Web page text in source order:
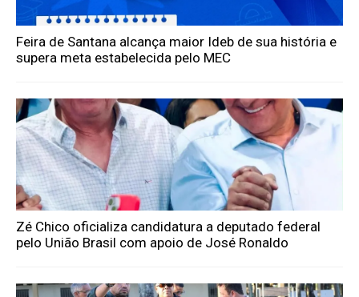
Feira de Santana alcança maior Ideb de sua história e
supera meta estabelecida pelo MEC
Zé Chico oficializa candidatura a deputado federal
pelo União Brasil com apoio de José Ronaldo